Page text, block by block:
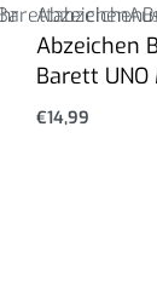
Abzeichen
Abzeichen
Barett
€14,99